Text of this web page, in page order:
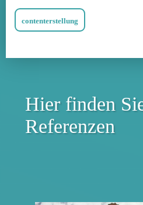
contenterstellung
Hier finden
Referenzen